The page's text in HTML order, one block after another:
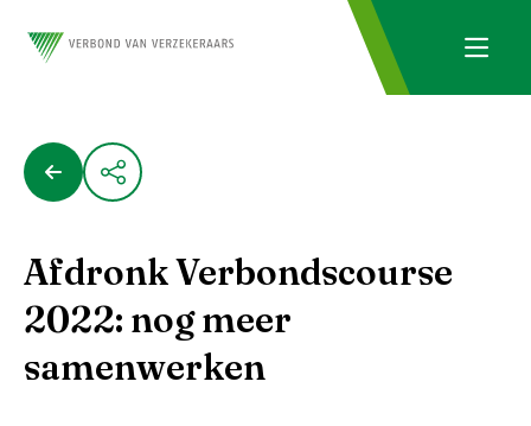
Afdronk Verbondscourse
2022: nog meer
samenwerken